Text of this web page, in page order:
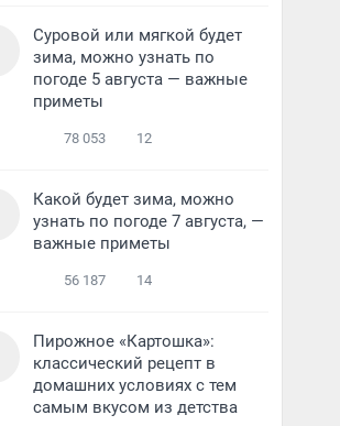
Суровой или мягкой будет
зима, можно узнать по
погоде 5 августа — важные
приметы
78 053 12
Какой будет зима, можно
узнать по погоде 7 августа, —
важные приметы
56 187 14
Пирожное «Картошка»:
классический рецепт в
домашних условиях с тем
самым вкусом из детства